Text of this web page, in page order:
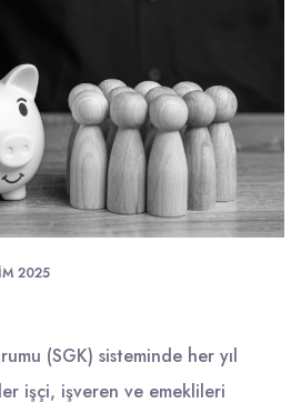
2025
(SGK) sisteminde her yıl
işçi, işveren ve emeklileri